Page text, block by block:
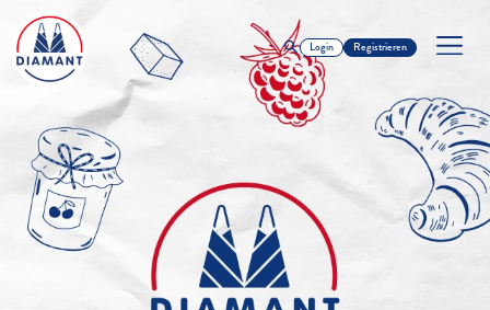
Login Registrieren